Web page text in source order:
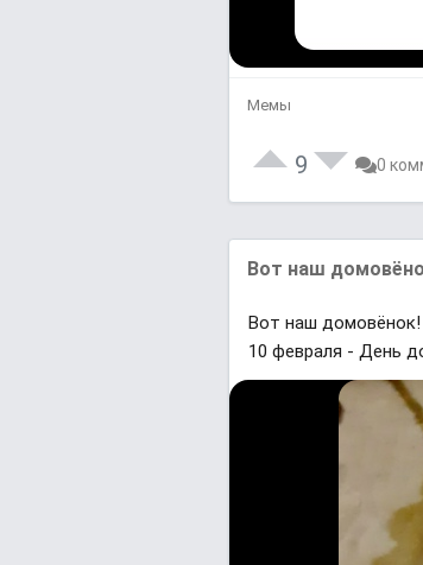
Мемы
9 0
Вот наш
Вот наш домовёнок!
10 февраля - День